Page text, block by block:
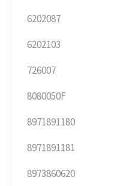
6202087
6202103
726007
8080050F
8971891180
8971891181
8973860620